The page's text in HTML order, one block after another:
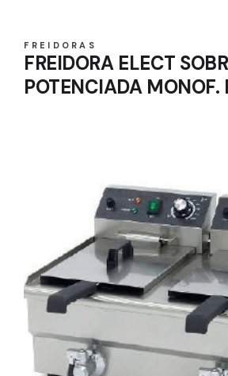
FREIDORAS
FREIDORA ELECT
POTENCIADA MONOF.